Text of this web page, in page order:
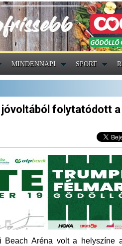
MINDENNAPI SPORT
jóvoltából folytatódott
Aréna volt a helyszíne